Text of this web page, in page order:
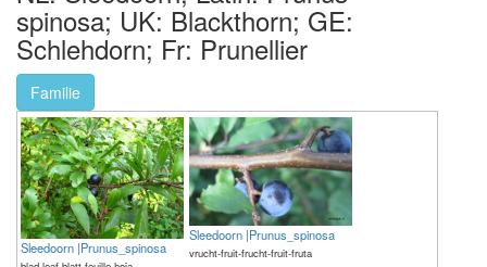
spinosa; UK: Blackthorn; GE:
Schlehdorn; Fr: Prunellier
Familie
Sleedoorn |Prunus_spinosa
Sleedoorn |Prunus_spinosa
vrucht-fruit-frucht-fruit-fruta